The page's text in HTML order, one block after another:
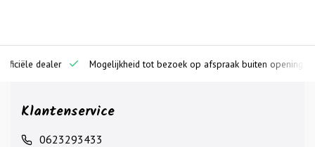
dealer Mogelijkheid tot bezoek op afspraak buiten openingstijden
Klantenservice
0623293433